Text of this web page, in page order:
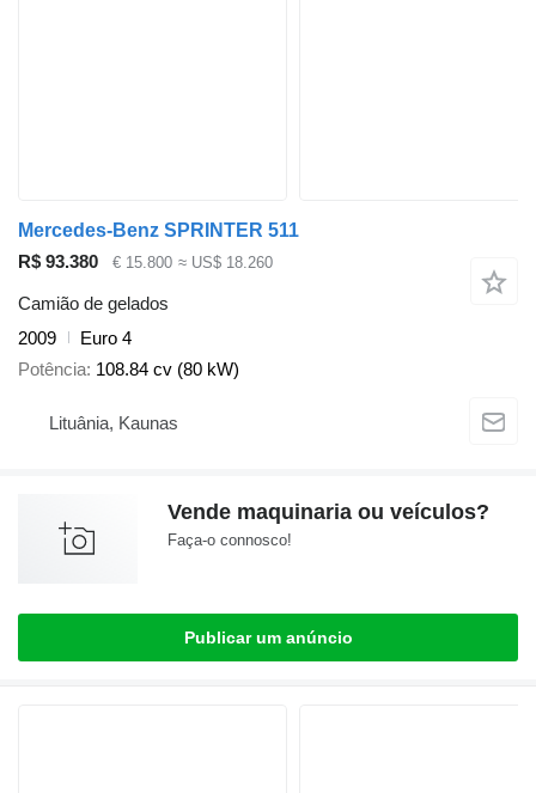
Mercedes-Benz SPRINTER 511
R$ 93.380
€ 15.800 ≈ US$ 18.260
Camião de gelados
2009
Euro 4
Potência 108.84 cv (80 kW)
Lituânia, Kaunas
Vende maquinaria ou veículos?
Faça-o connosco!
Publicar um anúncio